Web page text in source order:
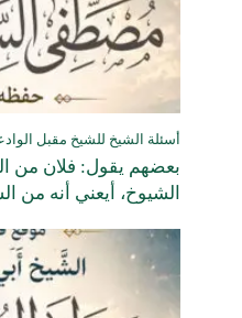
أسئلة الشيخ للشيخ مقبل
بعضهم يقول: فلان من
الشيوخ، أيعني أنه من